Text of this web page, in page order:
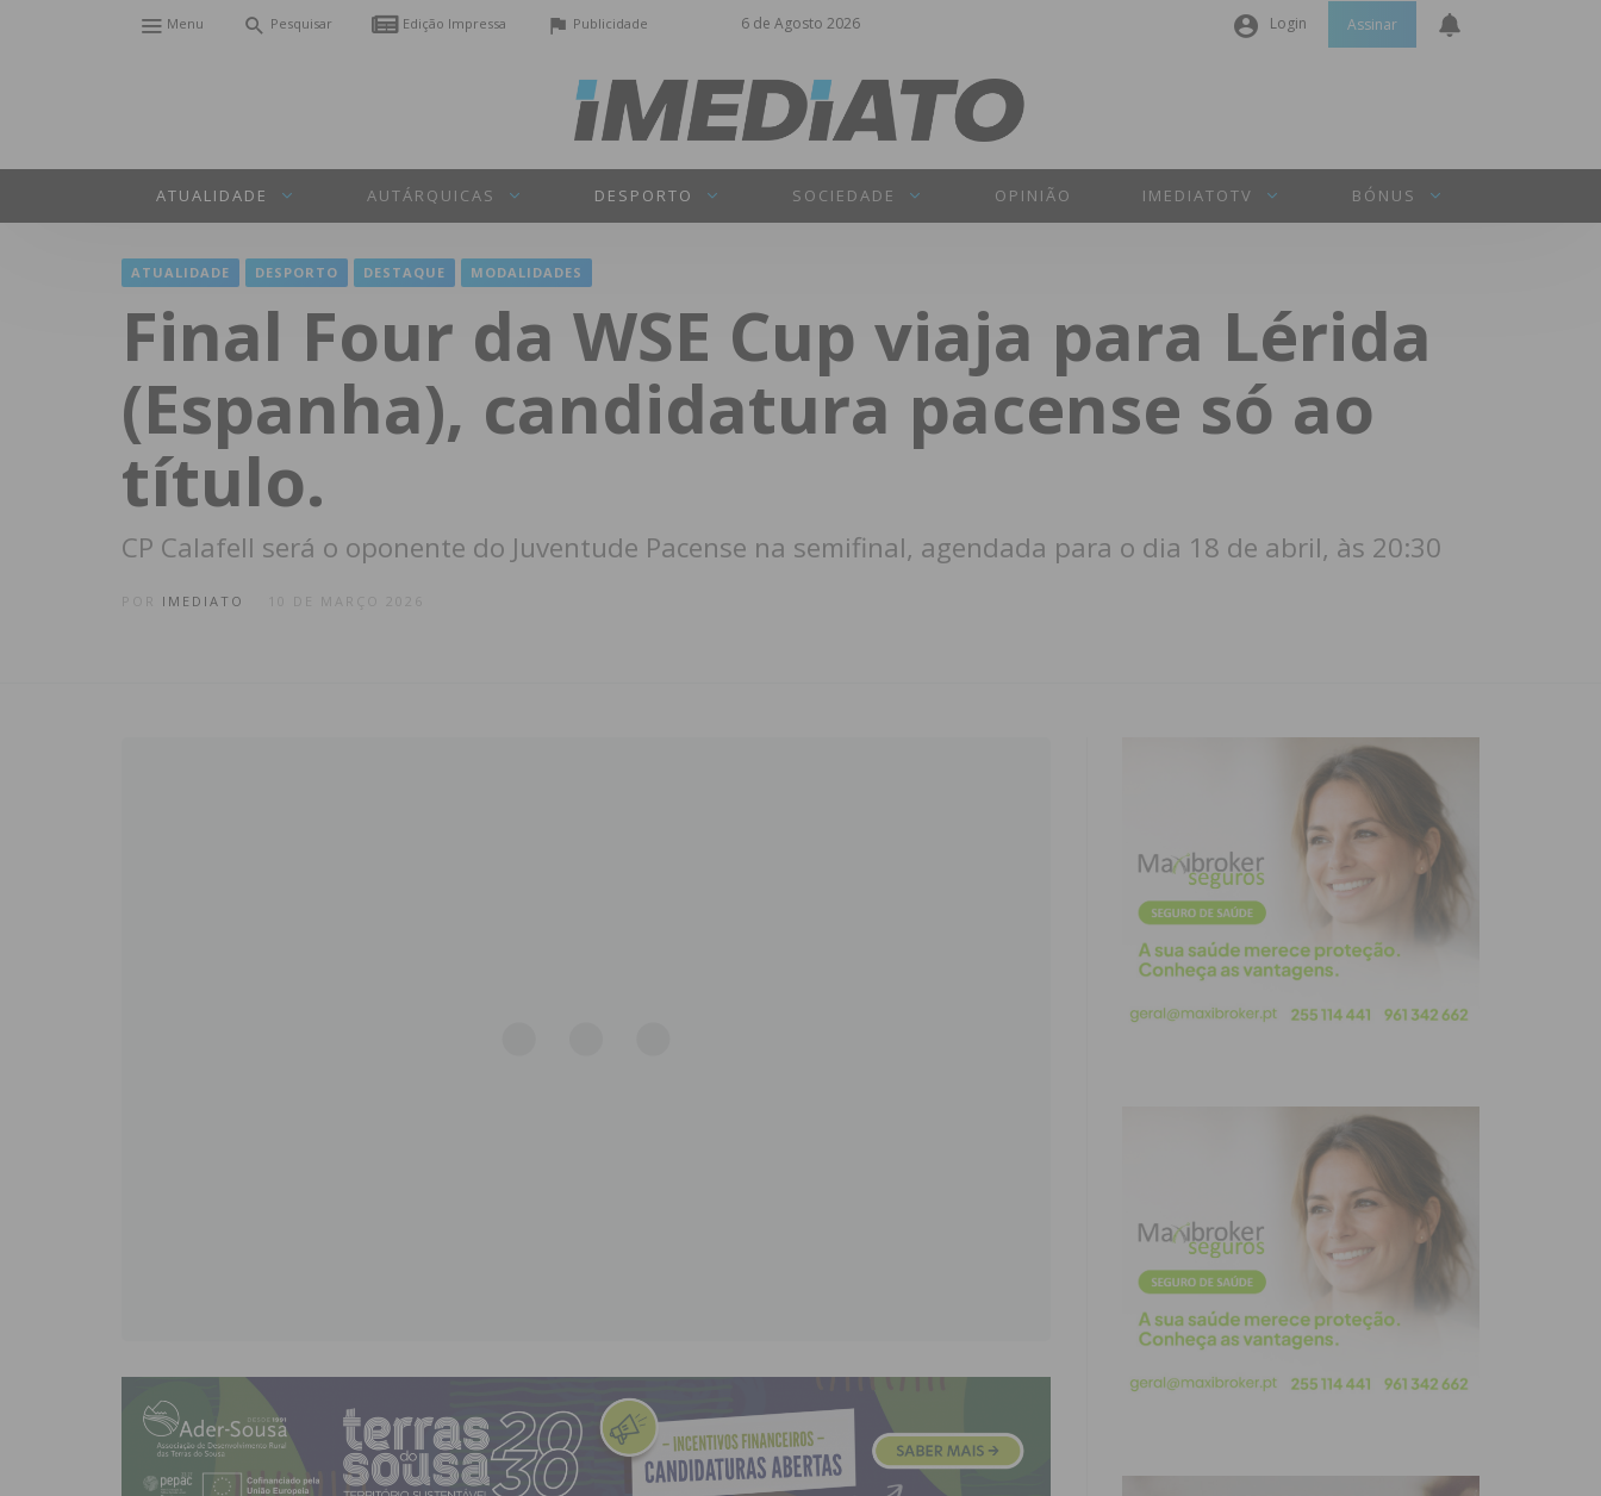
6 de Agosto 2026
Menu Pesquisar Edição Impressa Publicidade Login
Senha
INICIAR SESSÃO
Perdeu a sua senha?
Assinar
ATUALIDADE AUTÁRQUICAS DESPORTO SOCIEDADE OPINIÃO IMEDIATOTV BÓNUS
ATUALIDADE DESPORTO DESTAQUE MODALIDADES
Final Four da WSE Cup viaja para Lérida
(Espanha), candidatura pacense só ao
título.
CP Calafell será o oponente do Juventude Pacense na semifinal, agendada para o dia 18 de abril, às 20:30
IMEDIATO 10 DE MARÇO 2026